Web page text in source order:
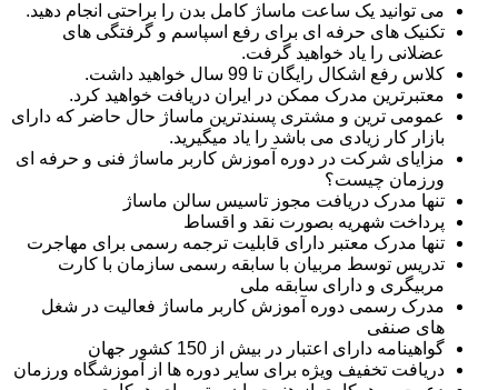
می توانید یک ساعت ماساژ کامل بدن را براحتی انجام دهید.
تکنیک های حرفه ای برای رفع اسپاسم و گرفتگی های
عضلانی را یاد خواهید گرفت.
کلاس رفع اشکال رایگان تا 99 سال خواهید داشت.
معتبرترین مدرک ممکن در ایران دریافت خواهید کرد.
عمومی ترین و مشتری پسندترین ماساژ حال حاضر که دارای
بازار کار زیادی می باشد را یاد میگیرید.
مزایای شرکت در دوره آموزش کاربر ماساژ فنی و حرفه ای
ورزمان چیست؟
تنها مدرک دریافت مجوز تاسیس سالن ماساژ
پرداخت شهریه بصورت نقد و اقساط
تنها مدرک معتبر دارای قابلیت ترجمه رسمی برای مهاجرت
تدریس توسط مربیان با سابقه رسمی سازمان با کارت
مربیگری و دارای سابقه ملی
مدرک رسمی دوره آموزش کاربر ماساژ فعالیت در شغل
های صنفی
گواهینامه دارای اعتبار در بیش از 150 کشور جهان
دریافت تخفیف ویژه برای سایر دوره ها از آموزشگاه ورزمان